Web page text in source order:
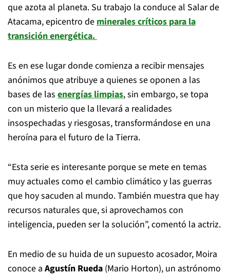
que azota al planeta. Su trabajo la conduce al Salar de
Atacama, epicentro deminerales críticos para la
transición energética.
Es en ese lugar donde comienza a recibir mensajes
anónimos que atribuye a quienes se oponen a las
bases de las energías limpias, sin embargo, se topa
con un misterio que la llevará a realidades
insospechadas y riesgosas, transformándose en una
heroína para el futuro de la Tierra.
“Esta serie es interesante porque se mete en temas
muy actuales como el cambio climático y las guerras
que hoy sacuden al mundo. También muestra que hay
recursos naturales que, si aprovechamos con
inteligencia, pueden ser la solución”, comentó la actriz.
En medio de su huida de un supuesto acosador, Moira
conoce a Agustín Rueda (Mario Horton), un astrónomo